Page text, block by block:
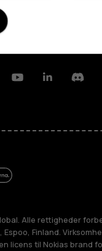
YoutubeLinkedinDiscord
Alle rettigheder
Finland.
licens til Nokias brand